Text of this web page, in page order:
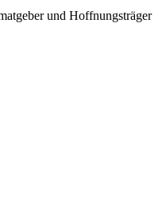
und Hoffnungsträger